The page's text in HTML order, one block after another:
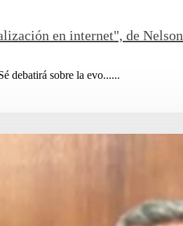
en internet", de Nelson
debatirá sobre la evo......